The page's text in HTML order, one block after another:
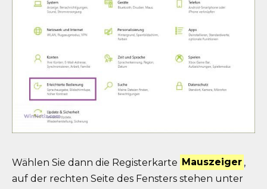
Wählen Sie dann die Registerkarte Mauszeiger ,
auf der rechten Seite des Fensters stehen unter